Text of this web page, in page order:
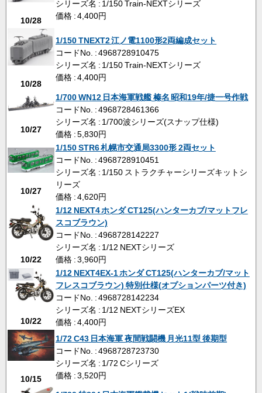
10/28
シリーズ名 : 1/150 Train-NEXTシリーズ
価格 : 4,400円
10/28
1/150 TNEXT2 江ノ電1100形2両編成セット
コードNo. : 4968728910475
シリーズ名 : 1/150 Train-NEXTシリーズ
価格 : 4,400円
10/27
1/700 WN12 日本海軍戦艦 榛名 昭和19年/捷一号作戦
コードNo. : 4968728461366
シリーズ名 : 1/700波シリーズ(スナップ仕様)
価格 : 5,830円
10/27
1/150 STR6 札幌市交通局3300形 2両セット
コードNo. : 4968728910451
シリーズ名 : 1/150 ストラクチャーシリーズキットシ
リーズ
価格 : 4,620円
10/22
1/12 NEXT4 ホンダ CT125(ハンターカブ/マットフレ
スコブラウン)
コードNo. : 4968728142227
シリーズ名 : 1/12 NEXTシリーズ
価格 : 3,960円
10/22
1/12 NEXT4EX-1 ホンダ CT125(ハンターカブ/マット
フレスコブラウン) 特別仕様(オプションパーツ付き)
コードNo. : 4968728142234
シリーズ名 : 1/12 NEXTシリーズEX
価格 : 4,400円
10/15
1/72 C43 日本海軍 夜間戦闘機 月光11型 後期型
コードNo. : 4968728723730
シリーズ名 : 1/72 Cシリーズ
価格 : 3,520円